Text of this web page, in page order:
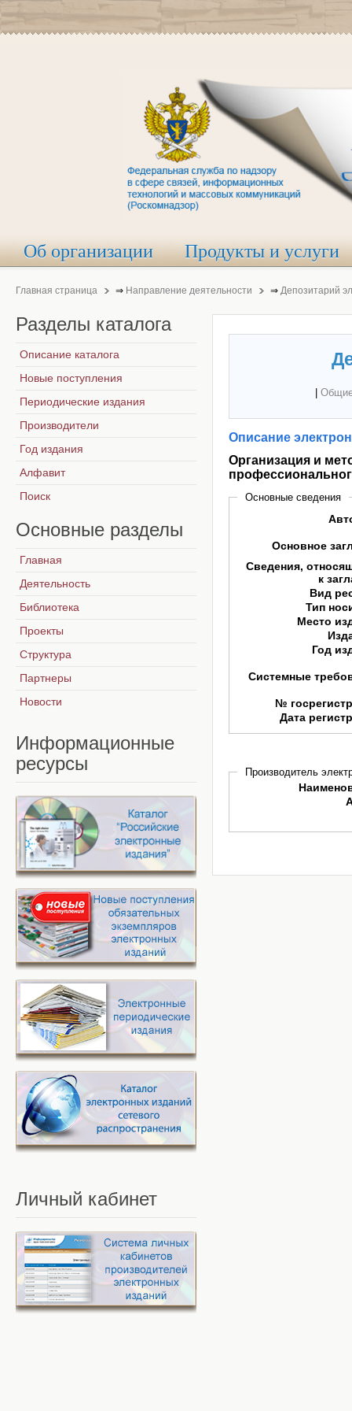
Об организации Продукты и услуги
Главная страница ⇒ Направление деятельности ⇒ Депозитарий
Описание
Организация и
Основные сведения
Основное
Сведения,
к
Вид
Тип
Место
Год
Системные
№
Дата
Производитель
Разделы каталога
Описание каталога
Новые поступления
Периодические издания
Производители
Год издания
Алфавит
Поиск
Основные разделы
Главная
Деятельность
Библиотека
Проекты
Структура
Партнеры
Новости
Информационные
ресурсы
Личный кабинет